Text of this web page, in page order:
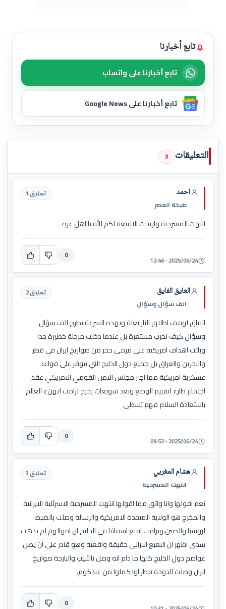
تابع أخبارنا
تابع أخبارنا على واتساب
تابع أخبارنا على Google News
التعليقات 3
احمد
طبخة العصر
تعليق 1
انتهت المسرحية وازيحت الاقنعة لكم الله يا اهل غزة
2025/06/24 - 12:46
0
العايق الفايق
الف سؤال وسؤال
تعليق 2
اتفاق لوقف اطلاق النار بغثة وبهذه السرعة يطرح الف سؤال
وسؤال كيف لحرب مستعرة بل عندما دخلت مرحلة خطيرة جدا
وباتت اهداف امريكية على مرمى حجر من صواريخ ايران في قطر
والبحرين والعراق بل جميع دول الخليج التي تتوفر على قواعد
عسكرية امريكية مما اجبر مجلس الامن القومي الامريكي عقد
اجتماع طارء لتقييم الوضع وبعد سويعات يخرج ترامب ليهنء العالم
باستعادة السلام فهم تسطى
2025/06/24 - 09:52
0
هشام المغربي
انتهت المسرحية
تعليق 3
نعم اقولها وانا واثق مما اقولها انتهت المسرحية الاسرئلية الايرانية
والمخرج هو الولاية المتحدة الامريكية والرسالة وصلت بالضبط
لروسيا والصين.وترامب اقنع اشقائنا في الخليج ان اموالهم لم تذهب
سدى اظهر ان البعبع الاراني حقيقة واقعية وهو قادر على ان يصل
عواصم دول الخليج كلها ما دام انه وصل تالئبيب والبارحة صواريخ
ايران وصلت الدوحة قطر اوا كملوا من عندكوم.
0